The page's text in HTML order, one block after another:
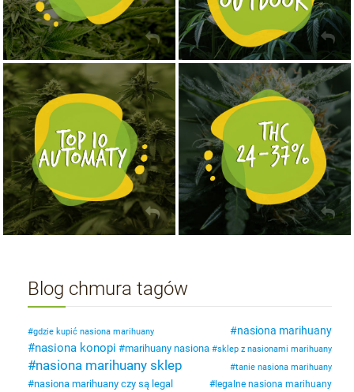
NASIONA MARIHUANY TOP 10 AUTOFLOWERING
KUP TERAZ MOCNE ODMIANY MARIHUANY THC OD 24 - 37%
KUP TERAZ
Blog chmura tagów
gdzie kupić nasiona marihuany nasiona marihuany
nasiona konopi marihuany nasiona sklep z nasionami marihuany
nasiona marihuany sklep tanie nasiona marihuany
nasiona marihuany czy są legal legalne nasiona marihuany